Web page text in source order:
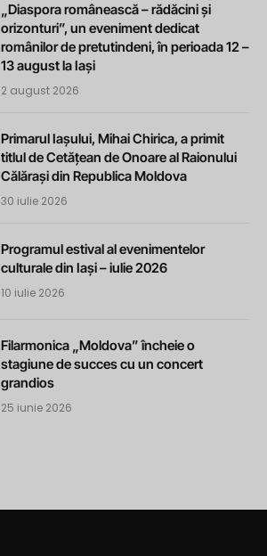
„Diaspora românească – rădăcini și
orizonturi”, un eveniment dedicat
românilor de pretutindeni, în perioada 12 –
13 august la Iași
2 august 2026
Primarul Iașului, Mihai Chirica, a primit
titlul de Cetățean de Onoare al Raionului
Călărași din Republica Moldova
30 iulie 2026
Programul estival al evenimentelor
culturale din Iași – iulie 2026
10 iulie 2026
Filarmonica „Moldova” încheie o
stagiune de succes cu un concert
grandios
25 iunie 2026